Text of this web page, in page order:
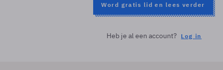
Word gratis lid en lees verder
Heb je al een account? Log in